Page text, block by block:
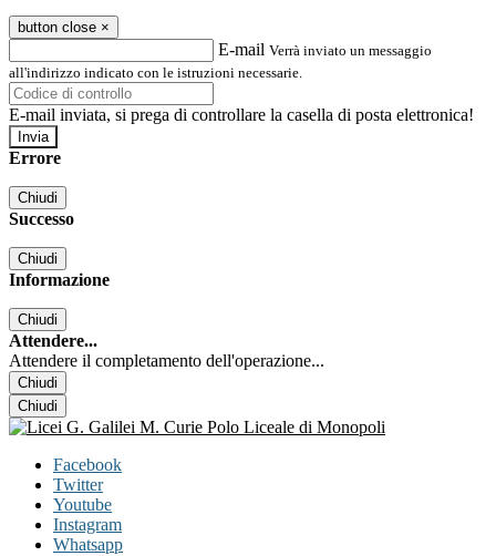
button close ×
E-mail Verrà inviato un messaggio
all'indirizzo indicato con le istruzioni necessarie.
E-mail inviata, si prega di controllare la casella di posta elettronica!
Errore
Chiudi
Successo
Chiudi
Informazione
Chiudi
Attendere...
Attendere il completamento dell'operazione...
Chiudi
Chiudi
Facebook
Twitter
Youtube
Instagram
Whatsapp